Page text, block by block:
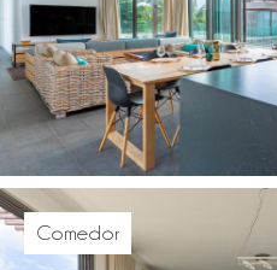
Comedor